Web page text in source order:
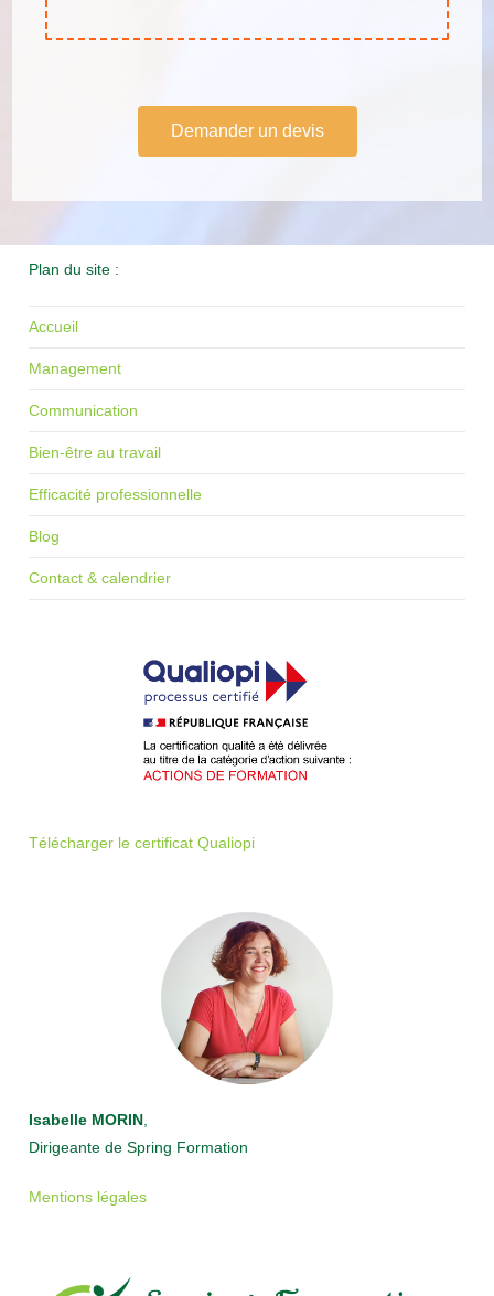
Demander un devis
Plan du site :
Accueil
Management
Communication
Bien-être au travail
Efficacité professionnelle
Blog
Contact & calendrier
Télécharger le certificat Qualiopi
Isabelle MORIN,
Dirigeante de Spring Formation
Mentions légales